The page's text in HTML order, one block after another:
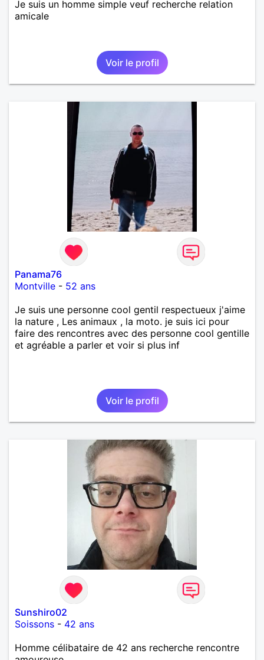
Je suis un homme simple veuf recherche relation
amicale
Voir le profil
Panama76
Montville - 52 ans
Je suis une personne cool gentil respectueux j'aime
la nature , Les animaux , la moto. je suis ici pour
faire des rencontres avec des personne cool gentille
et agréable a parler et voir si plus inf
Voir le profil
Sunshiro02
Soissons - 42 ans
Homme célibataire de 42 ans recherche rencontre